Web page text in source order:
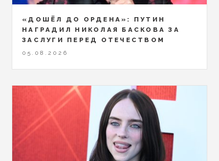
«ДОШЁЛ ДО ОРДЕНА»: ПУТИН
НАГРАДИЛ НИКОЛАЯ БАСКОВА ЗА
ЗАСЛУГИ ПЕРЕД ОТЕЧЕСТВОМ
05.08.2026